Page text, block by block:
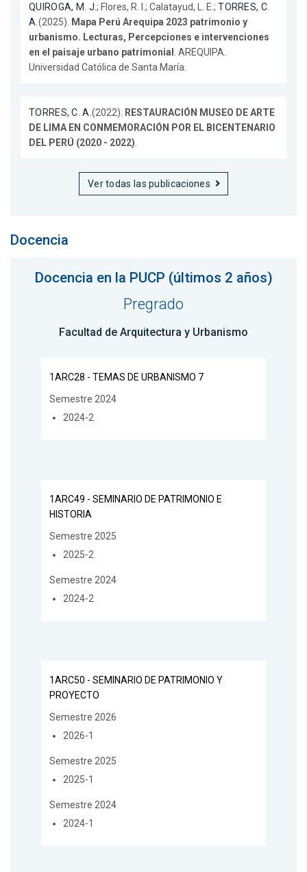
QUIROGA, M. J.; Flores, R. I.; Calatayud, L. E.;TORRES, C.
A. (2025).
Mapa Perú Arequipa 2023 patrimonio y
urbanismo. Lecturas, Percepciones e intervenciones
en el paisaje urbano patrimonial
. AREQUIPA.
Universidad Católica de Santa María.
TORRES, C. A. (2022).
RESTAURACIÓN MUSEO DE ARTE
DE LIMA EN CONMEMORACIÓN POR EL BICENTENARIO
DEL PERÚ (2020 - 2022)
Ver todas las publicaciones
Docencia
Docencia en la PUCP (últimos 2 años)
Pregrado
Facultad de Arquitectura y Urbanismo
1ARC28 - TEMAS DE URBANISMO 7
Semestre 2024
2024-2
1ARC49 - SEMINARIO DE PATRIMONIO E
HISTORIA
Semestre 2025
2025-2
Semestre 2024
2024-2
1ARC50 - SEMINARIO DE PATRIMONIO Y
PROYECTO
Semestre 2026
2026-1
Semestre 2025
2025-1
Semestre 2024
2024-1